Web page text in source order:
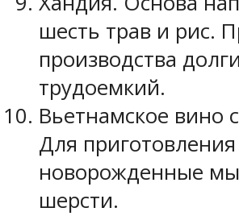
шесть трав и рис.
производства
трудоемкий.
Вьетнамское
Для
новорожденные
шерсти.